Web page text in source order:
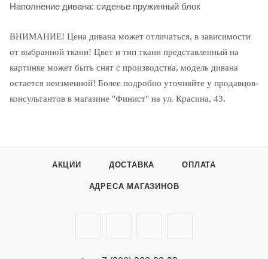
Наполнение дивана: сиденье пружинный блок
ВНИМАНИЕ! Цена дивана может отличаться, в зависимости
от выбранной ткани! Цвет и тип ткани представленный на
картинке может быть снят с производства, модель дивана
остается неизменной! Более подробно уточняйте у продавцов-
консультантов в магазине "Финист" на ул. Красина, 43.
АКЦИИ ДОСТАВКА ОПЛАТА
АДРЕСА МАГАЗИНОВ